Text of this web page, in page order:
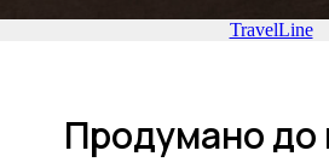
TravelLine
Продумано до